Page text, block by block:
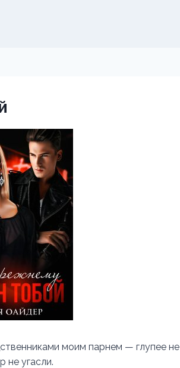
моим парнем — глупее не
не угасли.